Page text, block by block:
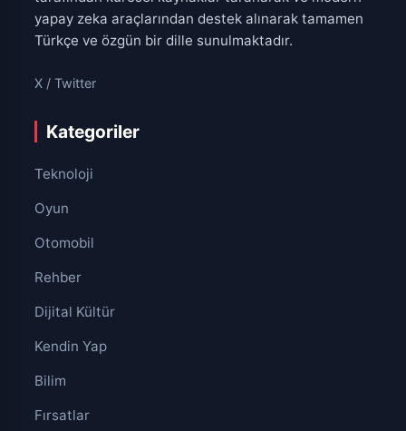
yapay zeka araçlarından destek alınarak tamamen
Türkçe ve özgün bir dille sunulmaktadır.
X / Twitter
Kategoriler
Teknoloji
Oyun
Otomobil
Rehber
Dijital Kültür
Kendin Yap
Bilim
Fırsatlar